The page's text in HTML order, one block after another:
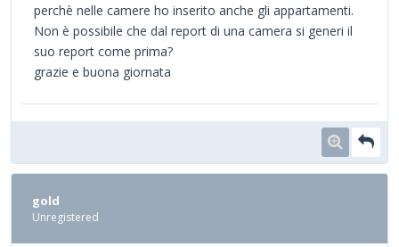
perchè nelle camere ho inserito anche gli appartamenti.
Non è possibile che dal report di una camera si generi il
suo report come prima?
grazie e buona giornata
gold
Unregistered